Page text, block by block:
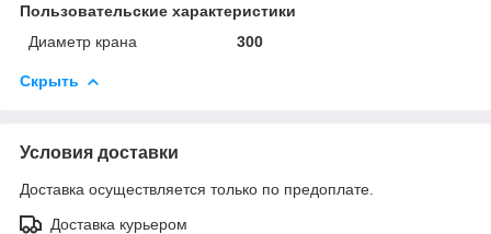
Пользовательские характеристики
Диаметр крана
300
Скрыть
Условия доставки
Доставка осуществляется только по предоплате.
Доставка курьером